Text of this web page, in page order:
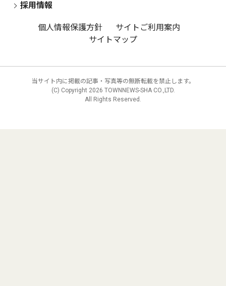
採用情報
個人情報保護方針
サイトご利用案内
サイトマップ
当サイト内に掲載の記事・写真等の無断転載を禁止します。
(C) Copyright 2026 TOWNNEWS-SHA CO.,LTD.
All Rights Reserved.